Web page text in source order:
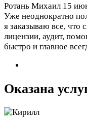
Ротань Михаил 15
Уже неоднократно
я заказываю все, что
лицензии, аудит,
быстро и главное
Оказана